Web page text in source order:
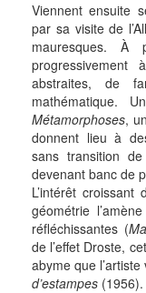
Viennent ensuite
par sa visite de
mauresques.
progressivement
abstraites, de
mathématique.
Métamorphoses,
donnent lieu à
sans transition
devenant banc de
L’intérêt
géométrie
réfléchissantes (
de l’effet Droste,
abyme que
d’estampes (1956).